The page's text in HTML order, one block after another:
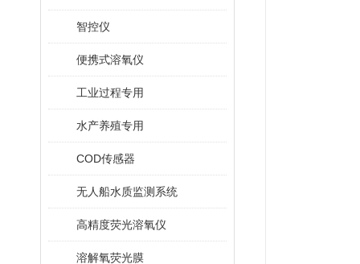
智控仪
便携式溶氧仪
工业过程专用
水产养殖专用
COD传感器
无人船水质监测系统
高精度荧光溶氧仪
溶解氧荧光膜